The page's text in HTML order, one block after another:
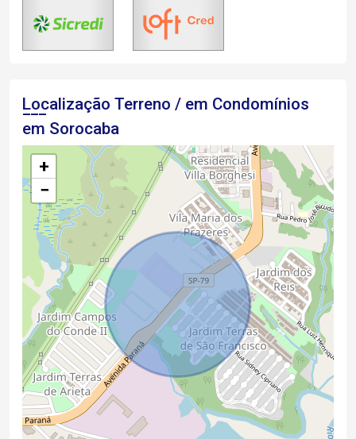
Localização Terreno / em Condomínios
em Sorocaba
+
−